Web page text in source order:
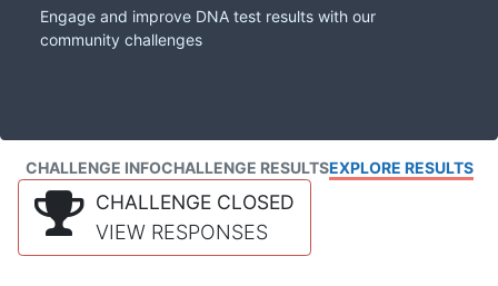
Engage and improve DNA test results with our
community challenges
CHALLENGE INFOCHALLENGE RESULTSEXPLORE RESULTS
CHALLENGE CLOSED
VIEW RESPONSES